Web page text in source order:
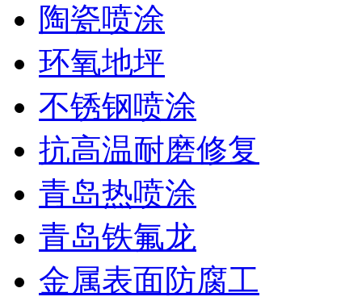
陶瓷喷涂
环氧地坪
不锈钢喷涂
抗高温耐磨修复
青岛热喷涂
青岛铁氟龙
金属表面防腐工